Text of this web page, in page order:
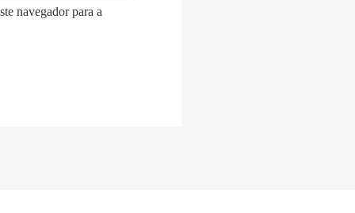
navegador para a